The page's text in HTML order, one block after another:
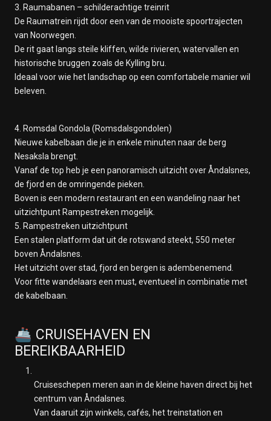
3. Raumabanen – schilderachtige treinrit
De Raumatrein rijdt door een van de mooiste spoortrajecten
van Noorwegen.
De rit gaat langs steile kliffen, wilde rivieren, watervallen en
historische bruggen zoals de Kylling bru.
Ideaal voor wie het landschap op een comfortabele manier wil
beleven.
4. Romsdal Gondola (Romsdalsgondolen)
Nieuwe kabelbaan die je in enkele minuten naar de berg
Nesaksla brengt.
Vanaf de top heb je een panoramisch uitzicht over Åndalsnes,
de fjord en de omringende pieken.
Boven is een modern restaurant en een wandeling naar het
uitzichtpunt Rampestreken mogelijk.
5. Rampestreken uitzichtpunt
Een stalen platform dat uit de rotswand steekt, 550 meter
boven Åndalsnes.
Het uitzicht over stad, fjord en bergen is adembenemend.
Voor fitte wandelaars een must, eventueel in combinatie met
de kabelbaan.
🚢 CRUISEHAVEN EN
BEREIKBAARHEID
Cruiseschepen meren aan in de kleine haven direct bij het
centrum van Åndalsnes.
Van daaruit zijn winkels, cafés, het treinstation en